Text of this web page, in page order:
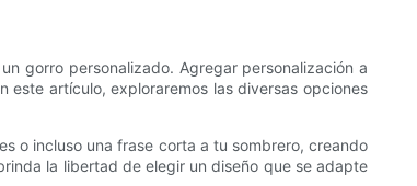
gorro personalizado. Agregar personalización a
artículo, exploraremos las diversas opciones
o incluso una frase corta a tu sombrero, creando
la libertad de elegir un diseño que se adapte